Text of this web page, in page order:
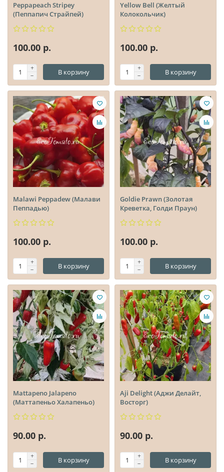
Peppapeach Stripey
(Пеппапич Страйпей)
100.00 р.
В корзину
Yellow Bell (Желтый
Колокольчик)
100.00 р.
В корзину
Malawi Peppadew (Малави
Пеппадью)
100.00 р.
В корзину
Goldie Prawn (Золотая
Креветка, Голди Праун)
100.00 р.
В корзину
Mattapeno Jalapeno
(Маттапеньо Халапеньо)
90.00 р.
В корзину
Aji Delight (Аджи Делайт,
Восторг)
90.00 р.
В корзину